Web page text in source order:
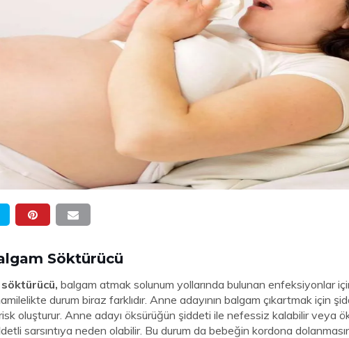
Söktürücü
balgam atmak solunum yollarında bulunan enfeksiyonlar
durum biraz farklıdır. Anne adayının balgam çıkartmak için
oluşturur. Anne adayı öksürüğün şiddeti ile nefessiz kalabilir veya
sarsıntıya neden olabilir. Bu durum da bebeğin kordona